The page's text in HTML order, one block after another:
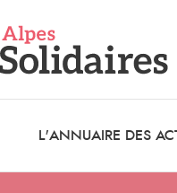
L'ANNUAIRE DES